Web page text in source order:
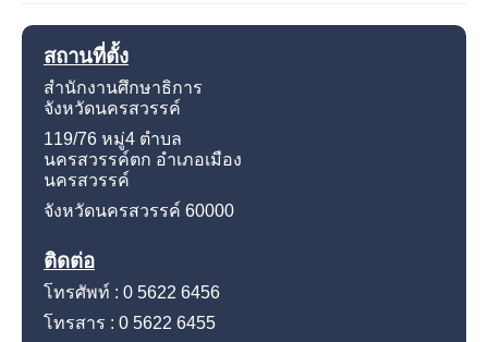
สถานที่ตั้ง
สำนักงานศึกษาธิการ
จังหวัดนครสวรรค์
119/76 หมู่4 ตำบล
นครสวรรค์ตก อำเภอเมือง
นครสวรรค์
จังหวัดนครสวรรค์ 60000
ติดต่อ
โทรศัพท์ : 0 5622 6456
โทรสาร : 0 5622 6455